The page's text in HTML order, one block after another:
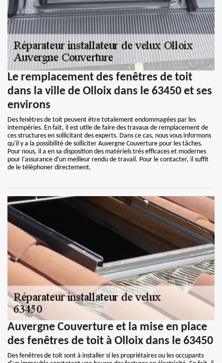
Le remplacement des fenêtres de toit
dans la ville de Olloix dans le 63450 et ses
environs
Des fenêtres de toit peuvent être totalement endommagées par les
intempéries. En fait, il est utile de faire des travaux de remplacement de
ces structures en sollicitant des experts. Dans ce cas, nous vous informons
qu'il y a la possibilité de solliciter Auvergne Couverture pour les tâches.
Pour nous, il a en sa disposition des matériels très efficaces et modernes
pour l'assurance d'un meilleur rendu de travail. Pour le contacter, il suffit
de le téléphoner directement.
Auvergne Couverture et la mise en place
des fenêtres de toit à Olloix dans le 63450
Des fenêtres de toit sont à installer si les propriétaires ou les occupants